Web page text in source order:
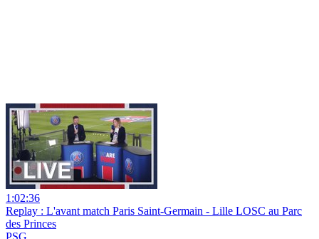
1:02:36
Replay : L'avant match Paris Saint-Germain - Lille LOSC au Parc
des Princes